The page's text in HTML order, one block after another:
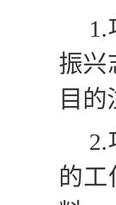
振兴
目
2.
的工